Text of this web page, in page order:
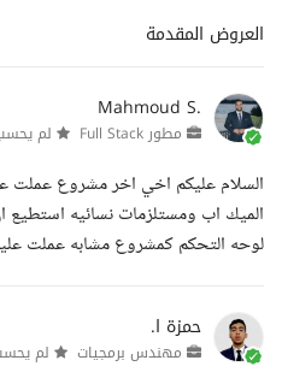
العروض المقدمة
Mahmoud S.
مطور Full Stack لم
السلام عليكم اخي اخر مشروع عملت
الميك اب ومستلزمات نسائيه
لوحه التحكم كمشروع مشابه عملت
حمزة ا.
مهندس برمجيات لم